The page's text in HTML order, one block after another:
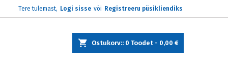
Tere tulemast, Logi sisse või Registreeru püsikliendiks
Ostukorv: 0 Toodet - 0,00 €